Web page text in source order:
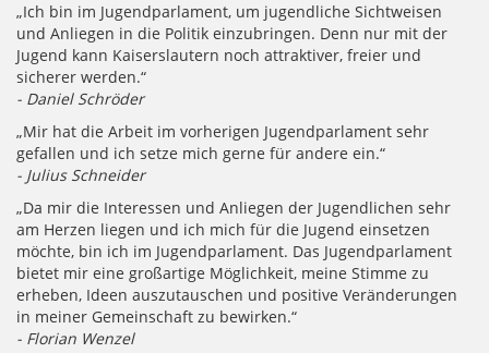
„Ich bin im Jugendparlament, um jugendliche Sichtweisen
und Anliegen in die Politik einzubringen. Denn nur mit der
Jugend kann Kaiserslautern noch attraktiver, freier und
sicherer werden.“
- Daniel Schröder
„Mir hat die Arbeit im vorherigen Jugendparlament sehr
gefallen und ich setze mich gerne für andere ein.“
- Julius Schneider
„Da mir die Interessen und Anliegen der Jugendlichen sehr
am Herzen liegen und ich mich für die Jugend einsetzen
möchte, bin ich im Jugendparlament. Das Jugendparlament
bietet mir eine großartige Möglichkeit, meine Stimme zu
erheben, Ideen auszutauschen und positive Veränderungen
in meiner Gemeinschaft zu bewirken.“
- Florian Wenzel